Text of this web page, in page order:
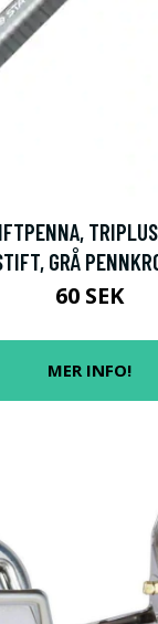
GRÅ
60 SEK
MER INFO!